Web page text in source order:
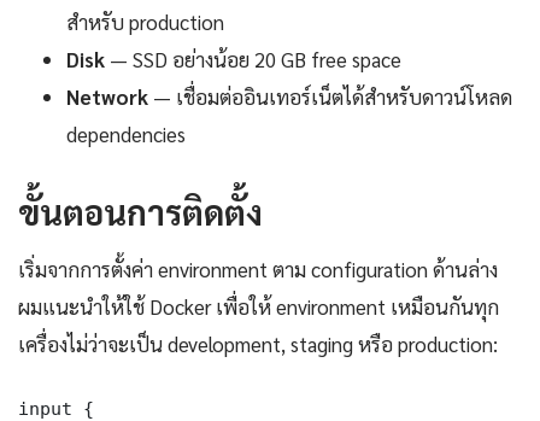
สำหรับ production
Disk — SSD อย่างน้อย 20 GB free space
Network — เชื่อมต่ออินเทอร์เน็ตได้สำหรับดาวน์โหลด
dependencies
ขั้นตอนการติดตั้ง
เริ่มจากการตั้งค่า environment ตาม configuration ด้านล่าง
ผมแนะนำให้ใช้ Docker เพื่อให้ environment เหมือนกันทุก
เครื่องไม่ว่าจะเป็น development, staging หรือ production:
input {